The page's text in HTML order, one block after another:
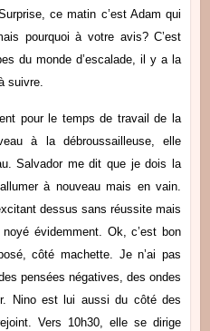
ce matin c’est Adam qui
pourquoi à votre avis? C’est
du monde d’escalade, il y a la
suivre.
pour le temps de travail de la
à la débroussailleuse, elle
Salvador me dit que je dois la
à nouveau mais en vain.
dessus sans réussite mais
évidemment. Ok, c’est bon
côté machette. Je n’ai pas
pensées négatives, des ondes
Nino est lui aussi du côté des
Vers 10h30, elle se dirige